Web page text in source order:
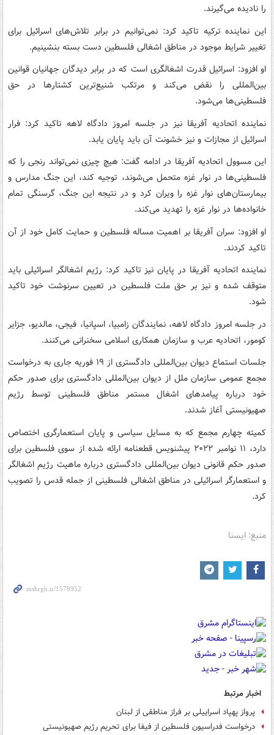
را نادیده می‌گیرند.
این نماینده ترکیه تاکید کرد: نمی‌توانیم در برابر تلاش‌های اسرائیل برای
تغییر شرایط موجود در مناطق اشغالی فلسطین دست بسته بنشینیم.
او افزود: اسرائیل قدرت اشغالگری است که در برابر دیدگان جهانیان قوانین
بین‌المللی را نقض می‌کند و مرتکب شنیع‌ترین کشتارها در حق
فلسطینی‌ها می‌شود.
نماینده اتحادیه آفریقا نیز در جلسه امروز دادگاه لاهه تاکید کرد: فرار
اسرائیل از مجازات و نیز خشونت آن باید پایان یابد.
این مسوول اتحادیه آفریقا در ادامه گفت: هیچ چیزی نمی‌تواند رنجی را که
فلسطینی‌ها در نوار غزه متحمل می‌شوند، توجیه کند، این جنگ مدارس و
بیمارستان‌های نوار غزه را ویران کرد و در نتیجه این جنگ، گرسنگی تمام
خانواده‌ها در نوار غزه را تهدید می‌کند.
او افزود: سران آفریقا بر اهمیت مساله فلسطین و حمایت کامل خود از آن
تاکید کردند.
نماینده اتحادیه آفریقا در پایان نیز تاکید کرد: رژیم اشغالگر اسرائیلی باید
متوقف شده و نیز بر حق ملت فلسطین در تعیین سرنوشت خود تاکید
شود.
در جلسه امروز دادگاه لاهه، نمایندگان زامبیا، اسپانیا، فیجی، مالدیو، جزایر
کومور، اتحادیه عرب و سازمان همکاری اسلامی سخنرانی می‌کنند.
جلسات استماع دیوان بین‌المللی دادگستری از ۱۹ فوریه جاری به درخواست
مجمع عمومی سازمان ملل از دیوان بین‌المللی دادگستری برای صدور حکم
خود درباره پیامدهای اشغال مستمر مناطق فلسطینی توسط رژیم
صهیونیستی آغاز شدند.
کمیته چهارم مجمع که به مسایل سیاسی و پایان استعمارگری اختصاص
دارد، ۱۱ نوامبر ۲۰۲۲ پیشنویس قطعنامه ارائه شده از سوی فلسطین برای
صدور حکم قانونی دیوان بین‌المللی دادگستری درباره ماهیت رژیم اشغالگر
و استعمارگر اسرائیلی در مناطق اشغالی فلسطینی از جمله قدس را تصویب
کرد.
منبع: ایسنا
اخبار مرتبط
پرواز پهپاد اسراییلی بر فراز مناطقی از لبنان
درخواست فدراسیون فلسطین از فیفا برای تحریم رژیم صهیونیستی